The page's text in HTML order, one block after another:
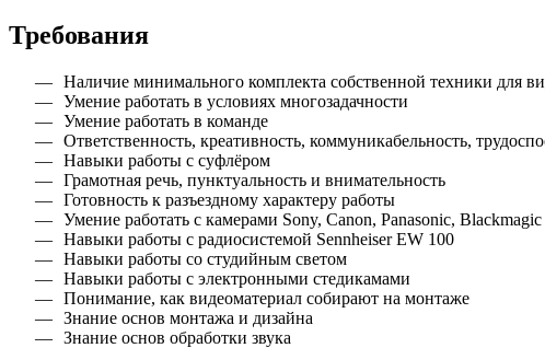
Требования
Наличие минимального комплекта собственной техники для
Умение работать в условиях многозадачности
Умение работать в команде
Ответственность, креативность, коммуникабельность,
Навыки работы с суфлёром
Грамотная речь, пунктуальность и внимательность
Готовность к разъездному характеру работы
Умение работать с камерами Sony, Canon, Panasonic,
Навыки работы с радиосистемой Sennheiser EW 100
Навыки работы со студийным светом
Навыки работы с электронными стедикамами
Понимание, как видеоматериал собирают на монтаже
Знание основ монтажа и дизайна
Знание основ обработки звука